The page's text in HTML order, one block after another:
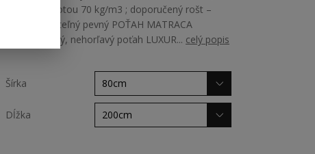
pena s hustotou 70 kg/m3 ; doporučený rošt –
nepolohovateľný pevný POŤAH MATRACA
nesnímateľný, nehorľavý poťah LUXUR... celý popis
Šírka
Dĺžka